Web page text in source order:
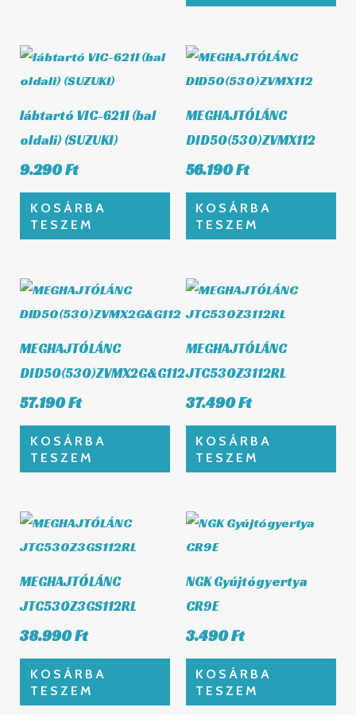
lábtartó VIC-621I (bal
oldali) (SUZUKI)
9.290Ft
KOSÁRBA
TESZEM
MEGHAJTÓLÁNC
DID50(530)ZVMX112
56.190Ft
KOSÁRBA
TESZEM
MEGHAJTÓLÁNC
DID50(530)ZVMX2G&G112
57.190Ft
KOSÁRBA
TESZEM
MEGHAJTÓLÁNC
JTC530Z3112RL
37.490Ft
KOSÁRBA
TESZEM
MEGHAJTÓLÁNC
JTC530Z3GS112RL
38.990Ft
KOSÁRBA
TESZEM
NGK Gyújtógyertya
CR9E
3.490Ft
KOSÁRBA
TESZEM